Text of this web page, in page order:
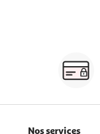
Nos services